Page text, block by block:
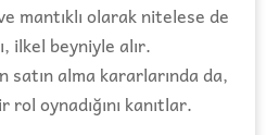
mantıklı olarak nitelese de
ilkel beyniyle alır.
satın alma kararlarında da,
oynadığını kanıtlar.